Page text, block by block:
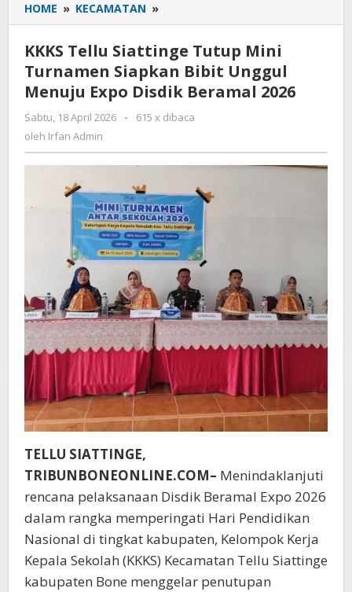
HOME » KECAMATAN »
Tellu
Tutup
Mini
Turnamen
Bibit
Menuju
Disdik
Beramal
2026
KKKS Tellu Siattinge Tutup Mini
Turnamen Siapkan Bibit Unggul
Menuju Expo Disdik Beramal 2026
Sabtu, 18 April 2026
oleh
-
615 x dibaca
oleh Irfan Admin
TELLU SIATTINGE,
TRIBUNBONEONLINE.COM– Menindaklanjuti
rencana pelaksanaan Disdik Beramal Expo 2026
dalam rangka memperingati Hari Pendidikan
Nasional di tingkat kabupaten, Kelompok Kerja
Kepala Sekolah (KKKS) Kecamatan Tellu Siattinge
kabupaten Bone menggelar penutupan